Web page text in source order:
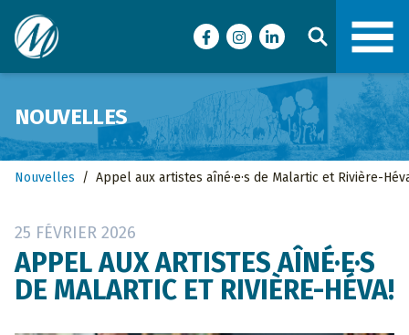
Ville de Malartic
FacebookInstagramLinkedIn
NOUVELLES
Nouvelles / Appel aux artistes aîné·e·s de Malartic et Rivière-
25 FÉVRIER 2026
APPEL AUX ARTISTES AÎNÉ·E·S
DE MALARTIC ET RIVIÈRE-HÉVA!